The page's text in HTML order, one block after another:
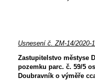
Usnesení č. ZM-14/2020-
Zastupitelstvo městyse
pozemku parc. č. 59/5
Doubravník o výměře